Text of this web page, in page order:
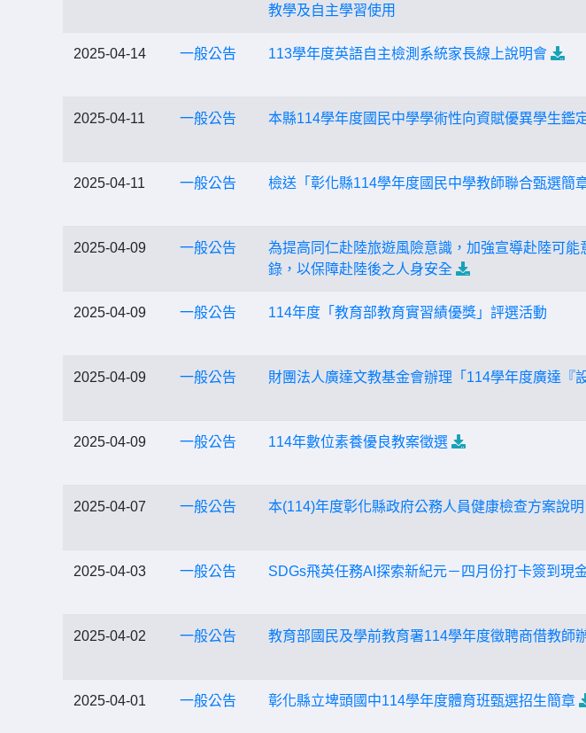
教學及自主學習使用
2025-04-14 一般公告 113學年度英語自主檢測系統家長線上說明會
2025-04-11 一般公告 本縣114學年度國民中學學術性向資賦優異學生鑑
2025-04-11 一般公告 檢送「彰化縣114學年度國民中學教師聯合甄選簡
2025-04-09 一般公告
為提高同仁赴陸旅遊風險意識，加強宣導赴陸可
錄，以保障赴陸後之人身安全
2025-04-09 一般公告 114年度「教育部教育實習績優獎」評選活動
2025-04-09 一般公告 財團法人廣達文教基金會辦理「114學年度廣達『
2025-04-09 一般公告 114年數位素養優良教案徵選
2025-04-07 一般公告 本(114)年度彰化縣政府公務人員健康檢查方案說明
2025-04-03 一般公告 SDGs飛英任務AI探索新紀元－四月份打卡簽到現
2025-04-02 一般公告 教育部國民及學前教育署114學年度徵聘商借教師
2025-04-01 一般公告 彰化縣立埤頭國中114學年度體育班甄選招生簡章